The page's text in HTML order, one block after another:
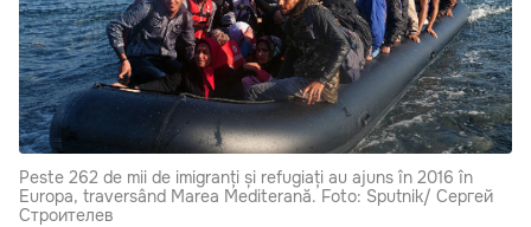
Peste 262 de mii de imigranți și refugiați au ajuns în 2016 în
Europa, traversând Marea Mediterană. Foto: Sputnik/ Сергей
Строителев